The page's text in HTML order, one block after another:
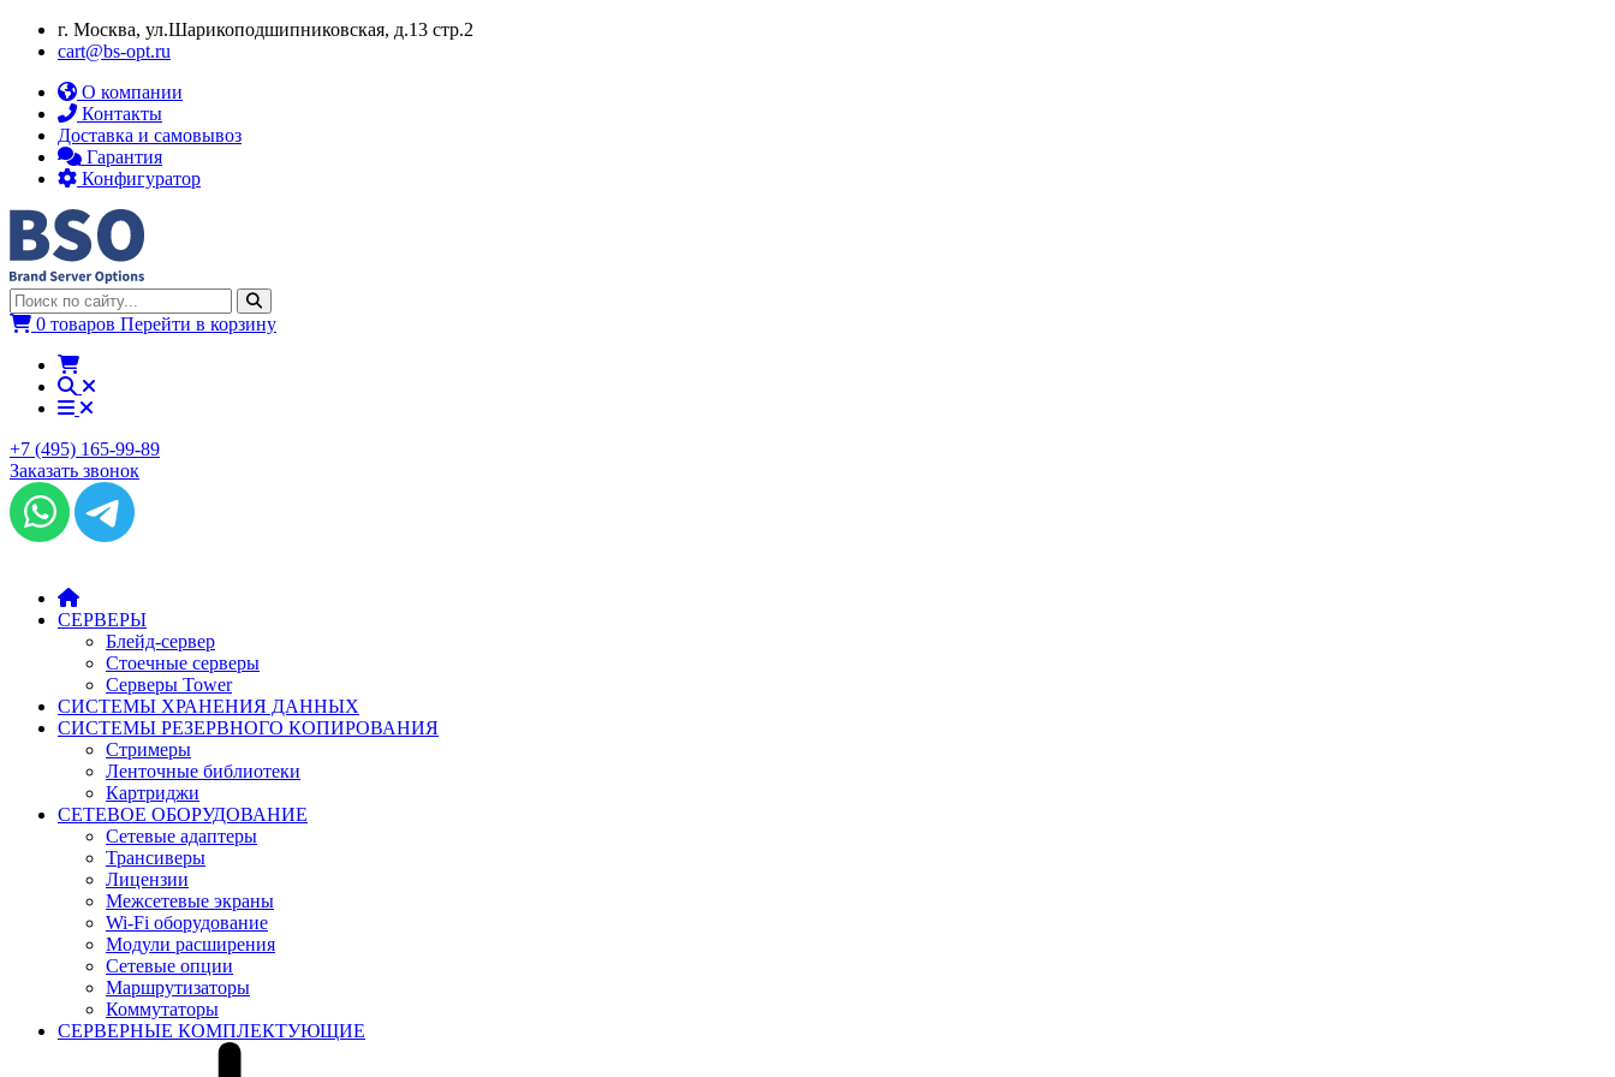
г. Москва, ул.​​Шарикоподшипниковская, д.13 стр.2
cart@bs-opt.ru
О компании
Контакты
Доставка и самовывоз
Гарантия
Конфигуратор
0 товаров Перейти в корзину
+7 (495) 165-99-89
Заказать звонок
СЕРВЕРЫ
Блейд-сервер
Стоечные серверы
Серверы Tower
СИСТЕМЫ ХРАНЕНИЯ ДАННЫХ
СИСТЕМЫ РЕЗЕРВНОГО КОПИРОВАНИЯ
Стримеры
Ленточные библиотеки
Картриджи
СЕТЕВОЕ ОБОРУДОВАНИЕ
Сетевые адаптеры
Трансиверы
Лицензии
Межсетевые экраны
Wi-Fi оборудование
Модули расширения
Сетевые опции
Маршрутизаторы
Коммутаторы
СЕРВЕРНЫЕ КОМПЛЕКТУЮЩИЕ